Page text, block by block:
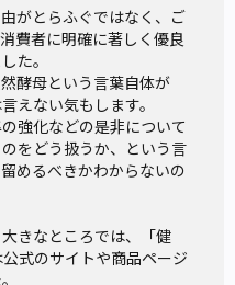
がとらふぐではなく、ご
費者に明確に著しく優良
た。
酵母という言葉自体が
えない気もします。
強化などの是非について
をどう扱うか、という言
めるべきかわからないの
きなところでは、「健
式のサイトや商品ページ